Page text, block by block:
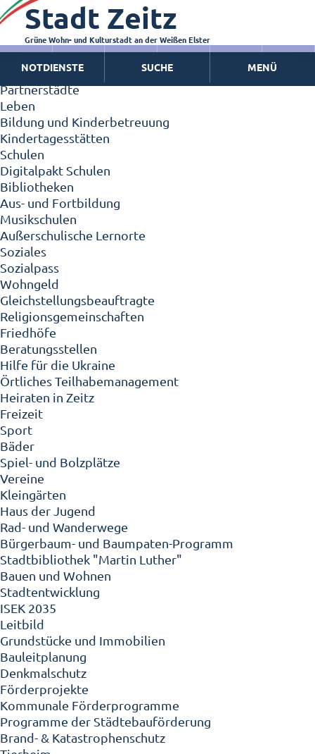
Zeitz - Die Kleinstadt
Willkommen in Zeitz!
Interview mit Oberbürgermeister Christian Thieme
Zeitz - Stadt der Zukunft
Ortschaften
Partnerstädte
Leben
Bildung und Kinderbetreuung
Kindertagesstätten
Schulen
Digitalpakt Schulen
Bibliotheken
Aus- und Fortbildung
Musikschulen
Außerschulische Lernorte
Soziales
Sozialpass
Wohngeld
Gleichstellungsbeauftragte
Religionsgemeinschaften
Friedhöfe
Beratungsstellen
Hilfe für die Ukraine
Örtliches Teilhabemanagement
Heiraten in Zeitz
Freizeit
Sport
Bäder
Spiel- und Bolzplätze
Vereine
Kleingärten
Haus der Jugend
Rad- und Wanderwege
Bürgerbaum- und Baumpaten-Programm
Stadtbibliothek "Martin Luther"
Bauen und Wohnen
Stadtentwicklung
ISEK 2035
Leitbild
Grundstücke und Immobilien
Bauleitplanung
Denkmalschutz
Förderprojekte
Kommunale Förderprogramme
Programme der Städtebauförderung
Brand- & Katastrophenschutz
Stadt Zeitz
Grüne Wohn- und Kulturstadt an der Weißen Elster
NOTDIENSTE SUCHE MENÜ